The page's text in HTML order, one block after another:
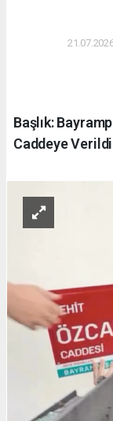
Başlık:
Caddeye Verildi